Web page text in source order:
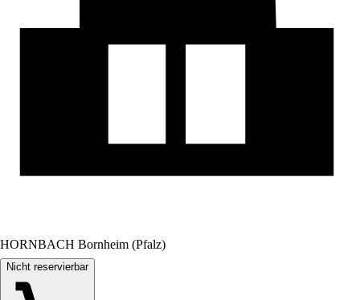
HORNBACH Bornheim (Pfalz)
Nicht reservierbar